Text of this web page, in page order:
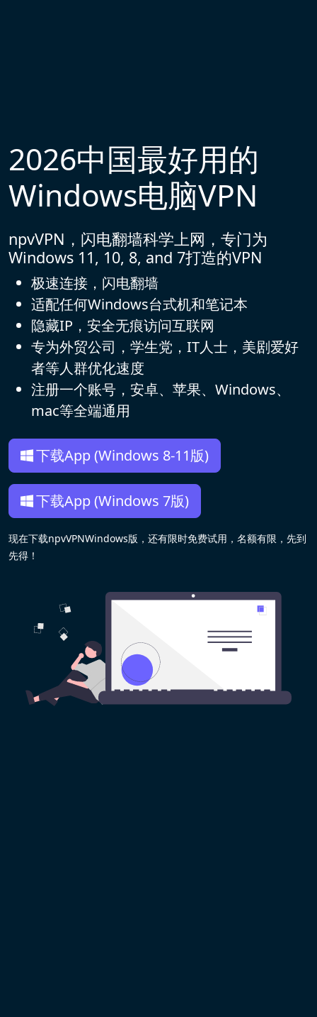
2026中国最好用的
Windows电脑VPN
npvVPN，闪电翻墙科学上网，专门为
Windows 11, 10, 8, and 7打造的VPN
极速连接，闪电翻墙
适配任何Windows台式机和笔记本
隐藏IP，安全无痕访问互联网
专为外贸公司，学生党，IT人士，美剧爱好
者等人群优化速度
注册一个账号，安卓、苹果、Windows、
mac等全端通用
下载App (Windows 8-11版)
下载App (Windows 7版)
现在下载npvVPNWindows版，还有限时免费试用，名额有限，先到
先得！